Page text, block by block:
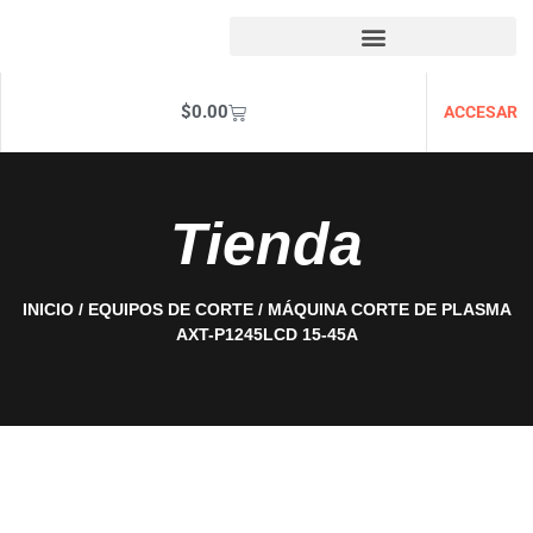
$0.00 ACCESAR
Tienda
INICIO/ EQUIPOS DE CORTE/ MÁQUINA CORTE DE PLASMA
AXT-P1245LCD 15-45A